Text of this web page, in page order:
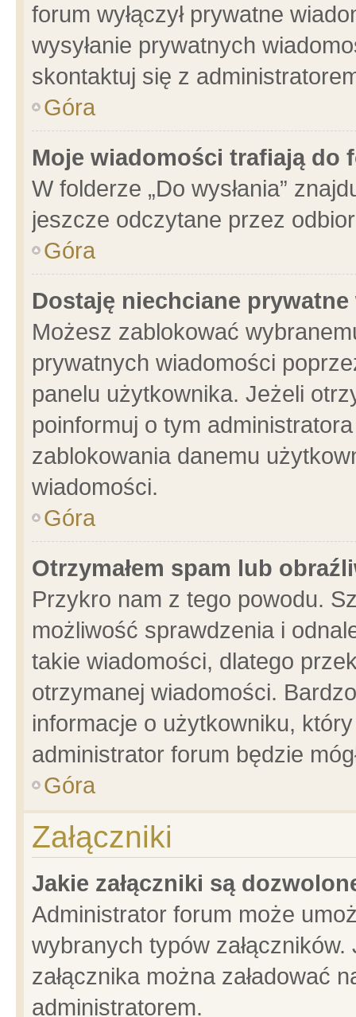
forum wyłączył prywatne
wysyłanie prywatnych
skontaktuj się z
Góra
Moje wiadomości trafiają do
W folderze „Do wysłania”
jeszcze odczytane przez
Góra
Dostaję niechciane
Możesz zablokować
prywatnych wiadomości
panelu użytkownika. Jeżeli
poinformuj o tym
zablokowania danemu
wiadomości.
Góra
Otrzymałem spam lub
Przykro nam z tego powodu.
możliwość sprawdzenia i
takie wiadomości, dlatego
otrzymanej wiadomości.
informacje o użytkowniku,
administrator forum będzie
Góra
Załączniki
Jakie załączniki są
Administrator forum może
wybranych typów
załącznika można załadować
administratorem.